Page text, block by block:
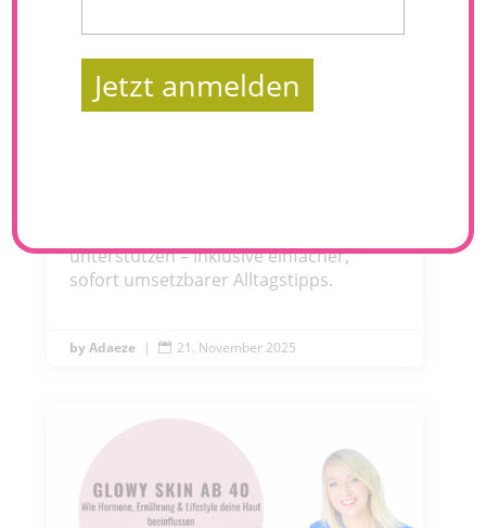
#270 Die 3 Nährstoff-Boosts, die deine Hormone
lieben
unterstützen – inklusive einfacher,
sofort umsetzbarer Alltagstipps.
Adaeze |  21. November 2025
Jetzt anmelden